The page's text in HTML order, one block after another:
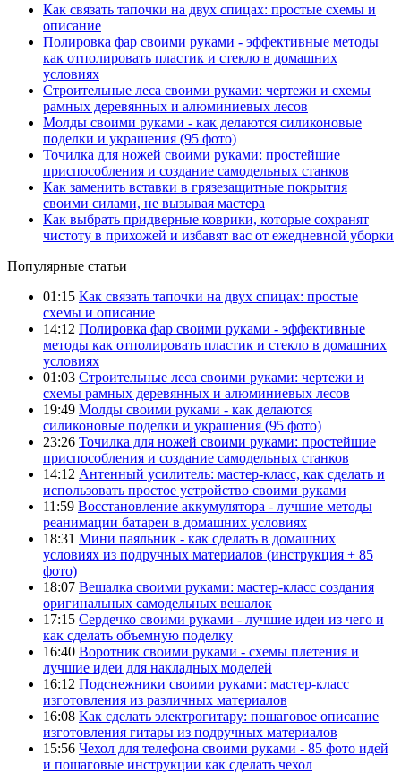
Как связать тапочки на двух спицах: простые схемы и
описание
Полировка фар своими руками - эффективные методы
как отполировать пластик и стекло в домашних
условиях
Строительные леса своими руками: чертежи и схемы
рамных деревянных и алюминиевых лесов
Молды своими руками - как делаются силиконовые
поделки и украшения (95 фото)
Точилка для ножей своими руками: простейшие
приспособления и создание самодельных станков
Как заменить вставки в грязезащитные покрытия
своими силами, не вызывая мастера
Как выбрать придверные коврики, которые сохранят
чистоту в прихожей и избавят вас от ежедневной уборки
Популярные статьи
01:15 Как связать тапочки на двух спицах: простые
схемы и описание
14:12 Полировка фар своими руками - эффективные
методы как отполировать пластик и стекло в домашних
условиях
01:03 Строительные леса своими руками: чертежи и
схемы рамных деревянных и алюминиевых лесов
19:49 Молды своими руками - как делаются
силиконовые поделки и украшения (95 фото)
23:26 Точилка для ножей своими руками: простейшие
приспособления и создание самодельных станков
14:12 Антенный усилитель: мастер-класс, как сделать и
использовать простое устройство своими руками
11:59 Восстановление аккумулятора - лучшие методы
реанимации батареи в домашних условиях
18:31 Мини паяльник - как сделать в домашних
условиях из подручных материалов (инструкция + 85
фото)
18:07 Вешалка своими руками: мастер-класс создания
оригинальных самодельных вешалок
17:15 Сердечко своими руками - лучшие идеи из чего и
как сделать объемную поделку
16:40 Воротник своими руками - схемы плетения и
лучшие идеи для накладных моделей
16:12 Подснежники своими руками: мастер-класс
изготовления из различных материалов
16:08 Как сделать электрогитару: пошаговое описание
изготовления гитары из подручных материалов
15:56 Чехол для телефона своими руками - 85 фото идей
и пошаговые инструкции как сделать чехол